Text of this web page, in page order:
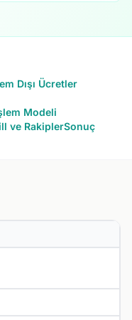
Dışı Ücretler
Modeli
ve RakiplerSonuç